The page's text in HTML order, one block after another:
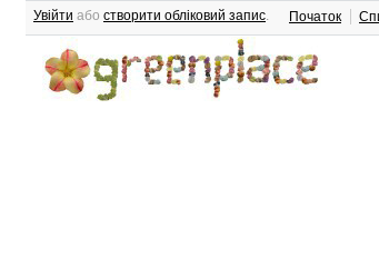
Увійти або створити обліковий запис. Початок